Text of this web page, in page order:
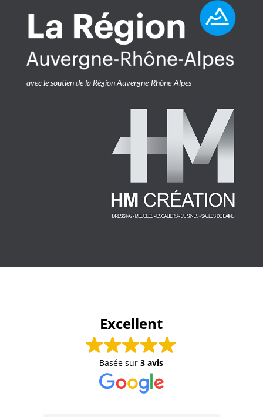
avec le soutien de la Région Auvergne-Rhône-Alpes
Excellent
Basée sur3 avis